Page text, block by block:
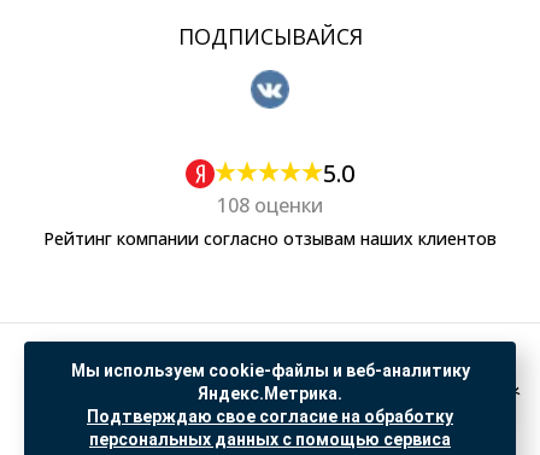
ПОДПИСЫВАЙСЯ
5.0
108 оценки
Рейтинг компании согласно отзывам наших клиентов
Политика обработки персональных данных
Согласие на обработку данных Яндекс Метрика
"© ООО “САНТЕХГИД”, 2026. Все права защищены. Предложение не является публичной
офертой, цены и информация на сайте ознакомительные
Мы используем cookie-файлы и веб-аналитику
Яндекс.Метрика.
Подтверждаю свое согласие на обработку
персональных данных с помощью сервиса